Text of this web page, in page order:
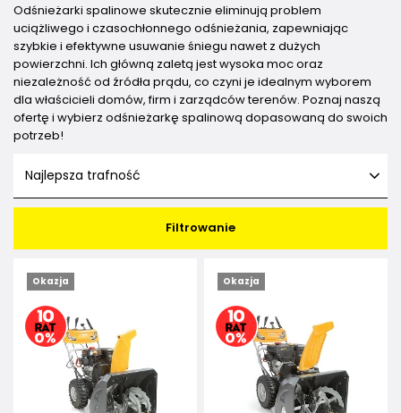
Odśnieżarki spalinowe skutecznie eliminują problem
uciążliwego i czasochłonnego odśnieżania, zapewniając
szybkie i efektywne usuwanie śniegu nawet z dużych
powierzchni. Ich główną zaletą jest wysoka moc oraz
niezależność od źródła prądu, co czyni je idealnym wyborem
dla właścicieli domów, firm i zarządców terenów. Poznaj naszą
ofertę i wybierz odśnieżarkę spalinową dopasowaną do swoich
potrzeb!
Najlepsza trafność
Filtrowanie
Okazja Okazja